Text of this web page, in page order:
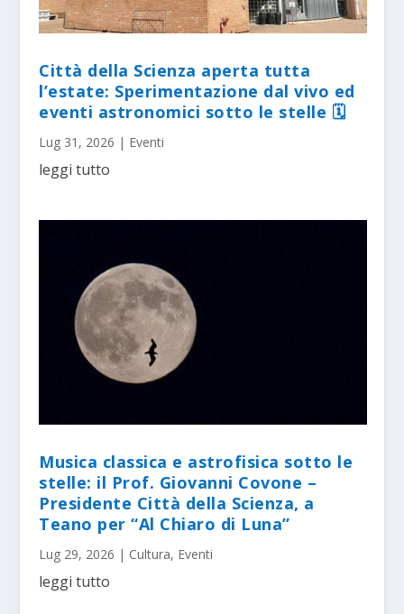
Città della Scienza aperta tutta
l’estate: Sperimentazione dal vivo ed
eventi astronomici sotto le stelle 🗓
Lug 31, 2026 | Eventi
leggi tutto
Musica classica e astrofisica sotto le
stelle: il Prof. Giovanni Covone –
Presidente Città della Scienza, a
Teano per “Al Chiaro di Luna”
Lug 29, 2026 | Cultura, Eventi
leggi tutto